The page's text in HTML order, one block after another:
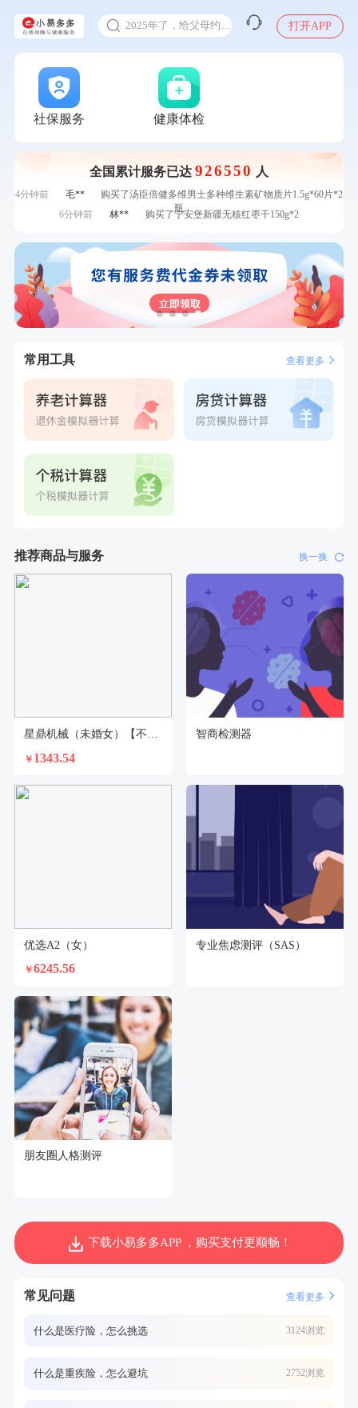
2025年了，给父母约个体检
入职体检在线预约
打开APP
社保服务 健康体检
全国累计服务已达 926550 人
林**
购买了小熊电烤箱 DKX-F10M6
刚刚
成功预约了心脑血管强化体检套餐
1分钟前
成功预约了标准体检套餐（男）
1分钟前
购买了美的体重秤 MO-CW5 白色
4分钟前
叶**
成功预约了男性婚前体检基础套餐
4分钟前
毛**
购买了汤臣倍健多维男士多种维生素矿物质片1.5g*60片*2
瓶
6分钟前 林**
购买了宁安堡新疆无核红枣干150g*2
7分钟前
林**
成功预约糖尿病强化体检套餐
7分钟前
王*
购买了公牛环球旅行转换器—L07
刚刚
购买了小熊电烤箱 DKX-F10M6
常用工具 查看更多
推荐商品与服务 换一换
￥ 1343.54
智商检测器
优选A2（女）
￥6245.56
专业焦虑测评（SAS）
朋友圈人格测评
下载小易多多APP ，购买支付更顺畅！
常见问题 查看更多
什么是医疗险，怎么挑选 3124浏览
什么是重疾险，怎么避坑 2752浏览